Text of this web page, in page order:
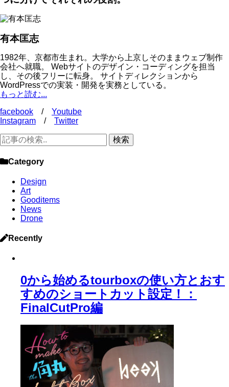
有本匡志
1982年、京都市生まれ。大学から上京しそのままウェブ制作
会社へ就職。 Webサイトのデザイン・コーディングを担当
し、その後フリーに転身。 サイトディレクションから
WordPressでの実装・開発を実務としている。
もっと読む...
facebook / Youtube
Instagram / Twitter
Category
Design
Art
Gooditems
News
Drone
Recently
0から始めるtourboxの使い方とおす
すめのショートカット設定！：
FinalCutPro編